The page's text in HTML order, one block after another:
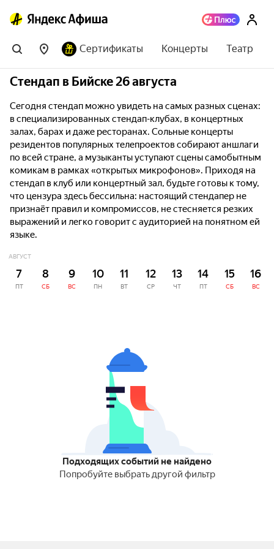
Сертификаты Концерты Театр
Стендап в Бийске 26 августа
Сегодня стендап можно увидеть на самых разных сценах:
в специализированных стендап-клубах, в концертных
залах, барах и даже ресторанах. Сольные концерты
резидентов популярных телепроектов собирают аншлаги
по всей стране, а музыканты уступают сцены самобытным
комикам в рамках «открытых микрофонов». Приходя на
стендап в клуб или концертный зал, будьте готовы к тому,
что цензура здесь бессильна: настоящий стендапер не
признаёт правил и компромиссов, не стесняется резких
выражений и легко говорит с аудиторией на понятном ей
языке.
АВГУСТ
7
ПТ
8
СБ
9
ВС
10
ПН
11
ВТ
12
СР
13
ЧТ
14
ПТ
15
СБ
16
ВС
Подходящих событий не найдено
Попробуйте выбрать другой фильтр